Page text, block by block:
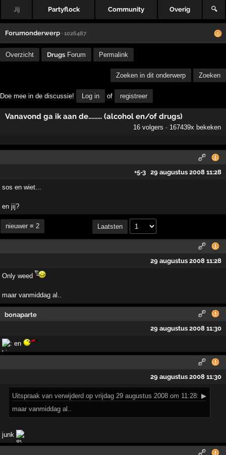
Jij Partyflock Community Overig 🔍
Forumonderwerp · 1026487
Overzicht Drugs Forum Permalink
Zoeken in dit onderwerp Zoeken
Doe mee in de discussie! Log in of registreer
Vanavond ga ik aan de......... (alcohol en/of drugs)
16 volgers · 167439x bekeken
+5-3 29 augustus 2008 11:28
sos en wiet...
en jij?
nieuwer ≡ 2 Laatsten
29 augustus 2008 11:28
Only weed
maar vanmiddag al..
bonaparte
29 augustus 2008 11:30
en
29 augustus 2008 11:30
Uitspraak van verwijderd op vrijdag 29 augustus 2008 om 11:28: ▶
maar vanmiddag al..
junk